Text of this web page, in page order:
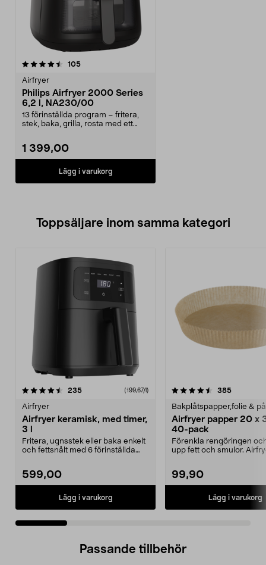
105recensioner
Airfryer
Philips Airfryer 2000 Series
6,2 l, NA230/00
13 förinställda program – fritera,
stek, baka, grilla, rosta med ett
1 399,00
Lägg i varukorg
Toppsäljare inom samma kategori
235recensioner (199,67/l)
Airfryer
Airfryer keramisk, med timer,
3 l
Fritera, ugnsstek eller baka enkelt
och fettsnålt med 6 förinställda
599,00
Lägg i varukorg
4.5 av 5 stjärnor 385
Bakplåtspapper,folie &
Airfryer papper 20 x
40-pack
Förenkla rengöringen
upp fett och smulor.
99,90
Lägg i varukorg
4.5 av 5 stjärnor
Passande tillbehör